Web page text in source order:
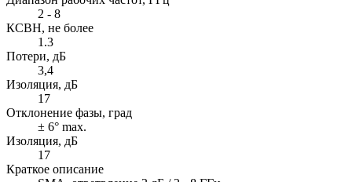
2 - 8
КСВН, не более
1.3
Потери, дБ
3,4
Изоляция, дБ
17
Отклонение фазы, град
± 6° max.
Изоляция, дБ
17
Краткое описание